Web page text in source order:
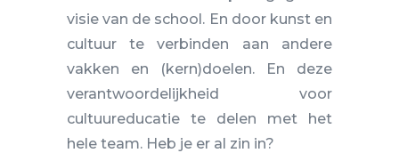
visie van de school. En door kunst en
cultuur te verbinden aan andere
vakken en (kern)doelen. En deze
verantwoordelijkheid voor
cultuureducatie te delen met het
hele team. Heb je er al zin in?